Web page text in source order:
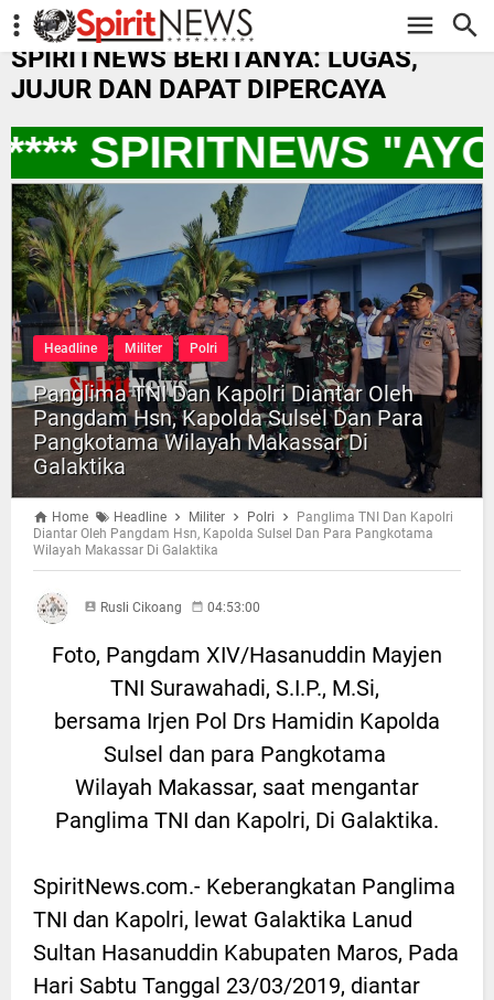
-->
SPIRITNEWS BERITANYA: LUGAS,
JUJUR DAN DAPAT DIPERCAYA
SPIRITNEWS "AYO
Headline Militer Polri
Panglima TNI Dan Kapolri Diantar Oleh
Pangdam Hsn, Kapolda Sulsel Dan Para
Pangkotama Wilayah Makassar Di
Galaktika
Home Headline Militer Polri
Panglima TNI Dan Kapolri
Diantar Oleh Pangdam Hsn, Kapolda Sulsel Dan Para Pangkotama
Wilayah Makassar Di Galaktika
Rusli Cikoang 04:53:00
Foto, Pangdam XIV/Hasanuddin Mayjen
TNI Surawahadi, S.I.P., M.Si,
bersama Irjen Pol Drs Hamidin Kapolda
Sulsel dan para Pangkotama
Wilayah Makassar, saat mengantar
Panglima TNI dan Kapolri, Di Galaktika.
SpiritNews.com.- Keberangkatan Panglima
TNI dan Kapolri, lewat Galaktika Lanud
Sultan Hasanuddin Kabupaten Maros, Pada
Hari Sabtu Tanggal 23/03/2019, diantar